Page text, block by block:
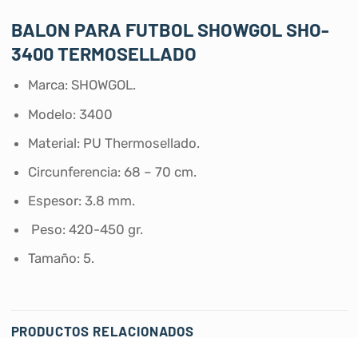
BALON PARA FUTBOL SHOWGOL SHO-
3400 TERMOSELLADO
Marca: SHOWGOL.
Modelo: 3400
Material: PU Thermosellado.
Circunferencia: 68 – 70 cm.
Espesor: 3.8 mm.
Peso: 420-450 gr.
Tamaño: 5.
PRODUCTOS RELACIONADOS